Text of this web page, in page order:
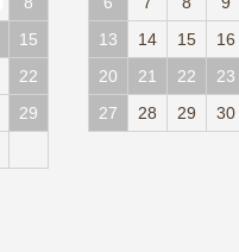
15
22
29
13
14 15 16
20
21 22 23
27
28 29 30